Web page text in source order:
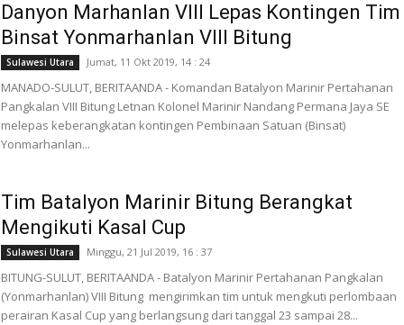
Danyon Marhanlan VIII Lepas Kontingen Tim
Binsat Yonmarhanlan VIII Bitung
Sulawesi Utara Jumat, 11 Okt 2019, 14 : 24
MANADO-SULUT, BERITAANDA - Komandan Batalyon Marinir Pertahanan
Pangkalan VIII Bitung Letnan Kolonel Marinir Nandang Permana Jaya SE
melepas keberangkatan kontingen Pembinaan Satuan (Binsat)
Yonmarhanlan...
Tim Batalyon Marinir Bitung Berangkat
Mengikuti Kasal Cup
Sulawesi Utara Minggu, 21 Jul 2019, 16 : 37
BITUNG-SULUT, BERITAANDA - Batalyon Marinir Pertahanan Pangkalan
(Yonmarhanlan) VIII Bitung mengirimkan tim untuk mengkuti perlombaan
perairan Kasal Cup yang berlangsung dari tanggal 23 sampai 28...